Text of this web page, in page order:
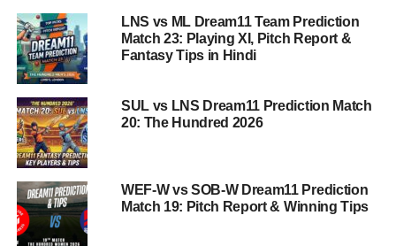
Match:
Joburg Super Kings vs Pretoria Capitals
Series:
SA20, 2025-26
Match No.:
Venue:
The Wanderers Stadium, Johannesburg
Time:
यह मुकाबला हाई-वोल्टेज रहने वाला है क्योंकि दोनों टीमें आक्रामक क्रिकेट
के लिए जानी जाती हैं।
LNS vs ML Dream11 Team Prediction
Match 23: Playing XI, Pitch Report &
Fantasy Tips in Hindi
SUL vs LNS Dream11 Prediction Match
20: The Hundred 2026
WEF-W vs SOB-W Dream11 Prediction
Match 19: Pitch Report & Winning Tips